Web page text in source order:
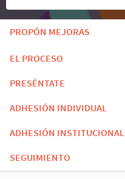
PROPÓN MEJORAS
EL PROCESO
PRESÉNTATE
ADHESIÓN INDIVIDUAL
ADHESIÓN INSTITUCIONAL
SEGUIMIENTO